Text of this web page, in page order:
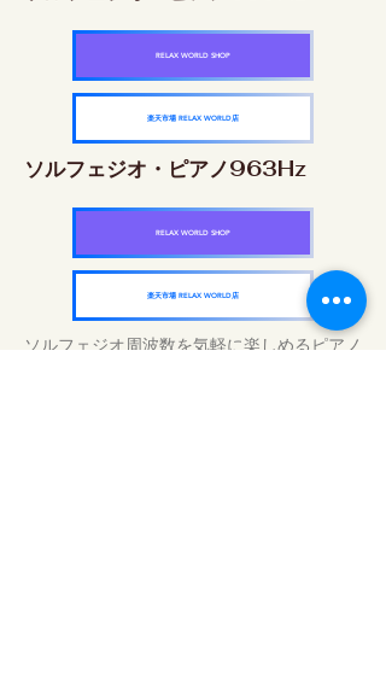
RELAX WORLD SHOP
楽天市場 RELAX WORLD店
ソルフェジオ・ピアノ963Hz
RELAX WORLD SHOP
楽天市場 RELAX WORLD店
ソルフェジオ周波数を気軽に楽しめるピアノ